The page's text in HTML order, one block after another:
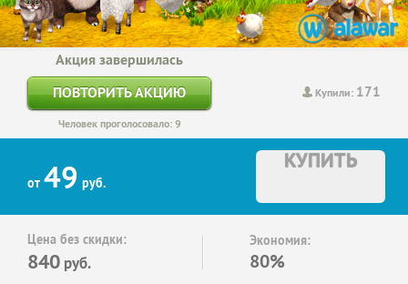
Купили: 171
Акция завершилась
ПОВТОРИТЬ АКЦИЮ
Человек проголосовало: 9
от 49 руб.
КУПИТЬ
Цена без скидки:
840 руб.
Экономия:
80%